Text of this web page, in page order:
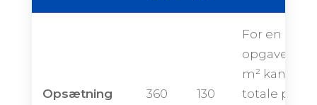
Opsætning
360
130
For en
opgave på
m² kan den
totale pris